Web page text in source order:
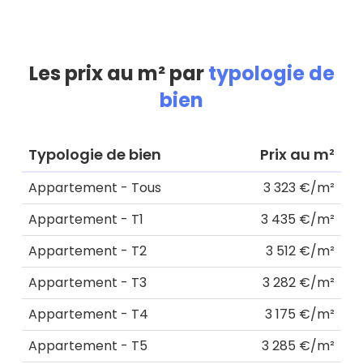
Les prix au m² partypologie de
bien
Typologie de bien Prix au m²
Appartement - Tous
3 323 €/m²
Appartement - T1
3 435 €/m²
Appartement - T2
3 512 €/m²
Appartement - T3
3 282 €/m²
Appartement - T4
3 175 €/m²
Appartement - T5
3 285 €/m²